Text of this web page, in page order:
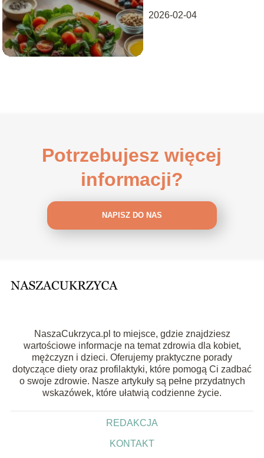
2026-02-04
Potrzebujesz więcej
informacji?
NAPISZ DO NAS
NaszaCukrzyca.pl to miejsce, gdzie znajdziesz
wartościowe informacje na temat zdrowia dla kobiet,
mężczyzn i dzieci. Oferujemy praktyczne porady
dotyczące diety oraz profilaktyki, które pomogą Ci zadbać
o swoje zdrowie. Nasze artykuły są pełne przydatnych
wskazówek, które ułatwią codzienne życie.
REDAKCJA
KONTAKT